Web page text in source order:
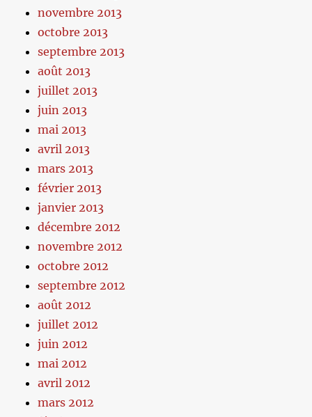
novembre 2013
octobre 2013
septembre 2013
août 2013
juillet 2013
juin 2013
mai 2013
avril 2013
mars 2013
février 2013
janvier 2013
décembre 2012
novembre 2012
octobre 2012
septembre 2012
août 2012
juillet 2012
juin 2012
mai 2012
avril 2012
mars 2012